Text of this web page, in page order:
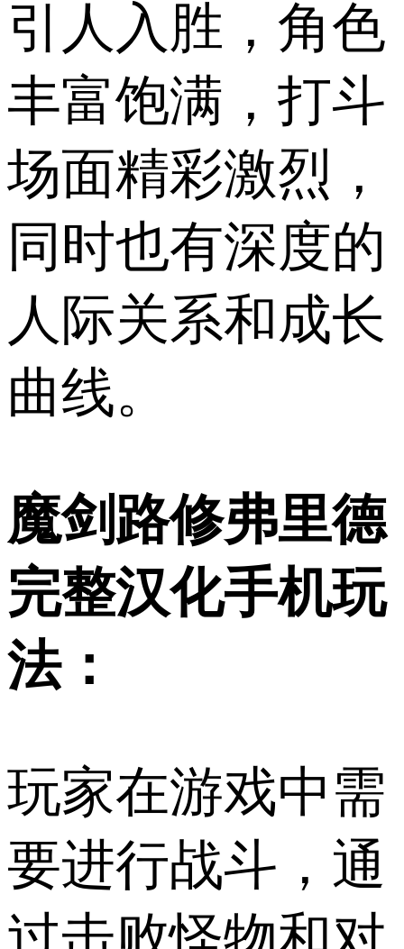
引人入胜，角色
丰富饱满，打斗
场面精彩激烈，
同时也有深度的
人际关系和成长
曲线。
魔剑路修弗里德
完整汉化手机玩
法：
玩家在游戏中需
要进行战斗，通